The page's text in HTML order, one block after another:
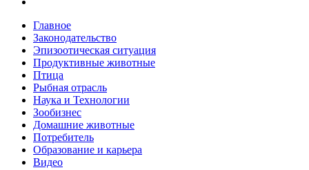
Главное
Законодательство
Эпизоотическая ситуация
Продуктивные животные
Птица
Рыбная отрасль
Наука и Технологии
Зообизнес
Домашние животные
Потребитель
Образование и карьера
Видео